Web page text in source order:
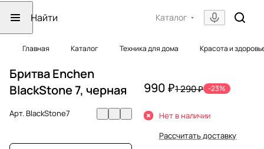
Каталог
Главная Каталог Техника для дома Красота и
Бритва Enchen
BlackStone 7, черная
Арт.BlackStone7
990 ₽1 290 ₽ -23%
Нет в наличии
Рассчитать доставку